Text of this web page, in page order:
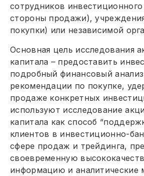
сотрудников
стороны продажи),
покупки) или независимой
Основная цель исследования
капитала – предоставить
подробный финансовый
рекомендации по покупке,
продаже конкретных
используют исследование
капитала как способ
клиентов в инвестиционно-
сфере продаж и трейдинга,
своевременную
информацию и аналитические